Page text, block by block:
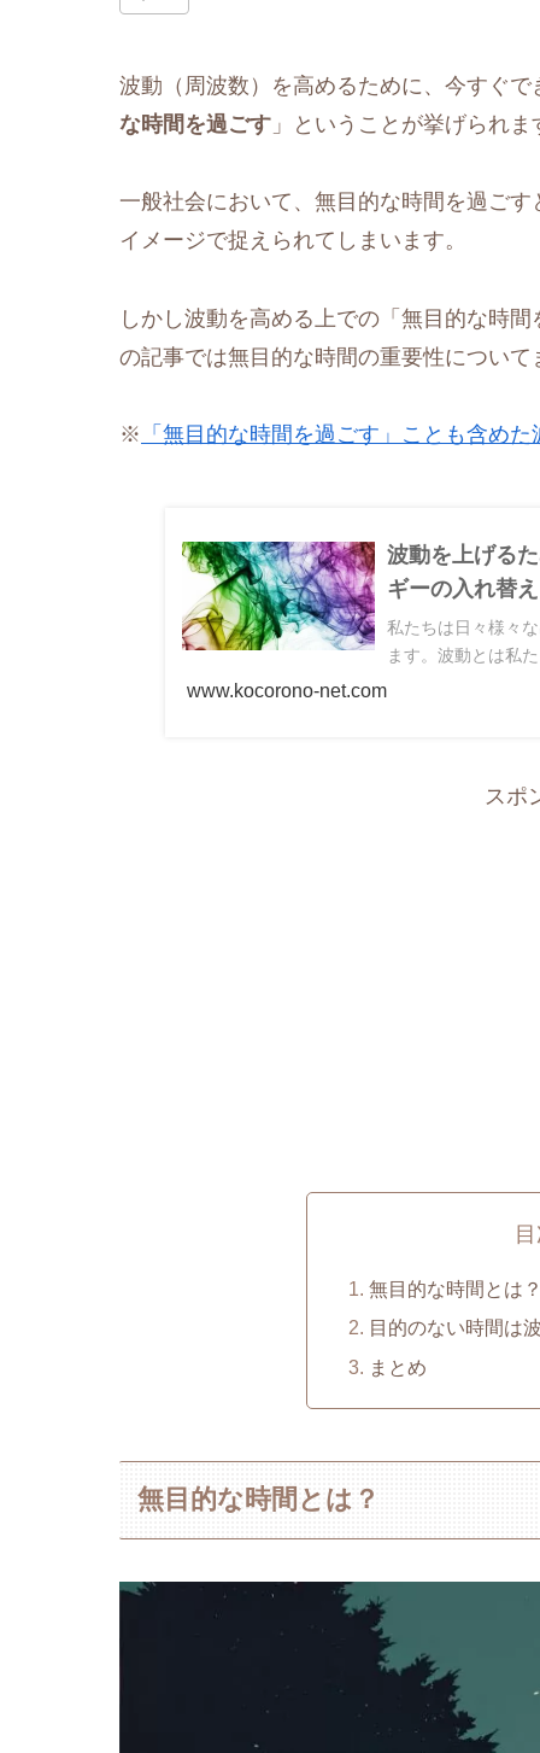
波動（周波数）を高めるために、今すぐ
な時間を過ごす 」ということが挙げられま
一般社会において、無目的な時間を過ご
イメージで捉えられてしまいます。
しかし波動を高める上での「無目的な時
の記事では無目的な時間の重要性につい
※ 「無目的な時間を過ごす」ことも含め
波動を上げる
ギーの入れ替
私たちは日々様々
ます。波動とは私
www.kocorono-net.com
スポ
無目的な時間とは
目的のない時間は
まとめ
無目的な時間とは？